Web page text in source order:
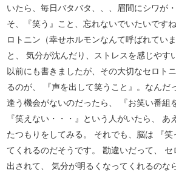
いたら、毎日バタバタ、、、眉間にシワが
そ、『笑う』こと、忘れないでいたいです
ロトニン（幸せホルモンなんて呼ばれてい
と、 気分が沈んだり、ストレスを感じやす
以前にも書きましたが、その大切なセロト
るのが、 『声を出して笑うこと』。なんだ
逢う機会がないのだったら、 『お笑い番組
『笑えない・・・』という人がいたら、 あ
たつもりをしてみる。 それでも、脳は 『
てくれるのだそうです。 勘違いだって、
出されて、 気分が明るくなってくれるのな